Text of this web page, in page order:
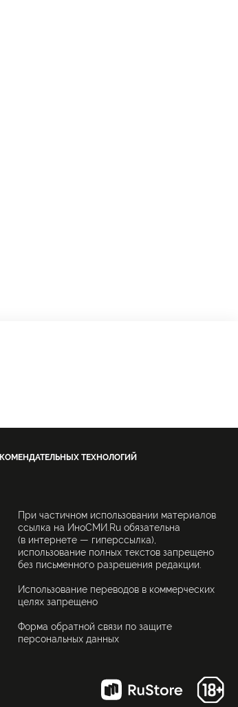
ТЕХНОЛОГИЙ
При частичном использовании материалов
ссылка на ИноСМИ.Ru обязательна
(в интернете — гиперссылка),
использование полных текстов запрещено
без письменного разрешения редакции.
Использование переводов в коммерческих
целях запрещено
Форма обратной связи по защите
персональных данных